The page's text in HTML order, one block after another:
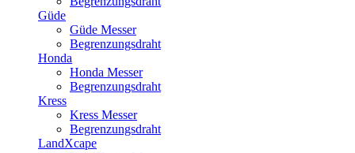
Güde
Güde Messer
Begrenzungsdraht
Honda
Honda Messer
Begrenzungsdraht
Kress
Kress Messer
Begrenzungsdraht
LandXcape